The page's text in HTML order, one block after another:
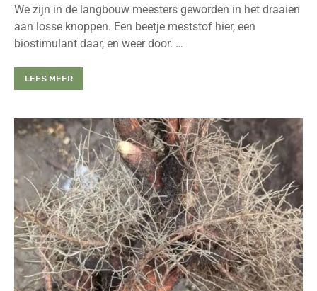
We zijn in de langbouw meesters geworden in het draaien
aan losse knoppen. Een beetje meststof hier, een
biostimulant daar, en weer door. …
LEES MEER